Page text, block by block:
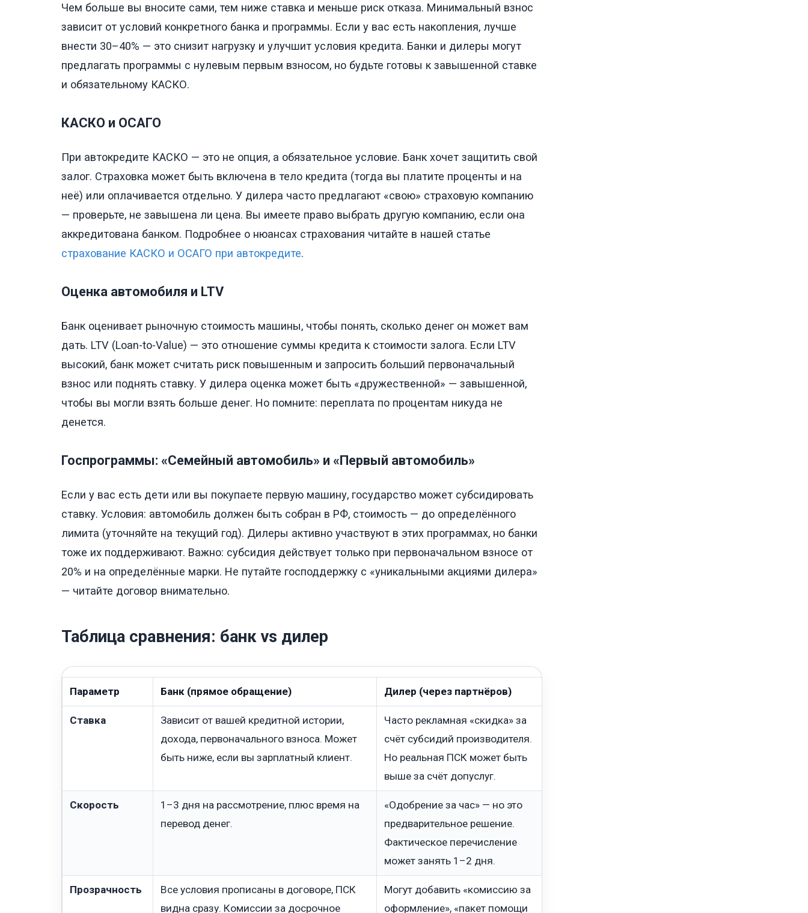
Чем больше вы вносите сами, тем ниже ставка и меньше риск отказа. Минимальный взнос
зависит от условий конкретного банка и программы. Если у вас есть накопления, лучше
внести 30–40% — это снизит нагрузку и улучшит условия кредита. Банки и дилеры могут
предлагать программы с нулевым первым взносом, но будьте готовы к завышенной ставке
и обязательному КАСКО.
КАСКО и ОСАГО
При автокредите КАСКО — это не опция, а обязательное условие. Банк хочет защитить свой
залог. Страховка может быть включена в тело кредита (тогда вы платите проценты и на
неё) или оплачивается отдельно. У дилера часто предлагают «свою» страховую компанию
— проверьте, не завышена ли цена. Вы имеете право выбрать другую компанию, если она
аккредитована банком. Подробнее о нюансах страхования читайте в нашей статье
страхование КАСКО и ОСАГО при автокредите.
Оценка автомобиля и LTV
Банк оценивает рыночную стоимость машины, чтобы понять, сколько денег он может вам
дать. LTV (Loan-to-Value) — это отношение суммы кредита к стоимости залога. Если LTV
высокий, банк может считать риск повышенным и запросить больший первоначальный
взнос или поднять ставку. У дилера оценка может быть «дружественной» — завышенной,
чтобы вы могли взять больше денег. Но помните: переплата по процентам никуда не
денется.
Госпрограммы: «Семейный автомобиль» и «Первый автомобиль»
Если у вас есть дети или вы покупаете первую машину, государство может субсидировать
ставку. Условия: автомобиль должен быть собран в РФ, стоимость — до определённого
лимита (уточняйте на текущий год). Дилеры активно участвуют в этих программах, но банки
тоже их поддерживают. Важно: субсидия действует только при первоначальном взносе от
20% и на определённые марки. Не путайте господдержку с «уникальными акциями дилера»
— читайте договор внимательно.
Таблица сравнения: банк vs дилер
Параметр Банк (прямое обращение) Дилер (через партнёров)
Ставка
Зависит от вашей кредитной истории,
дохода, первоначального взноса. Может
быть ниже, если вы зарплатный клиент.
Часто рекламная «скидка» за
счёт субсидий производителя.
Но реальная ПСК может быть
выше за счёт допуслуг.
Скорость
1–3 дня на рассмотрение, плюс время на
перевод денег.
«Одобрение за час» — но это
предварительное решение.
Фактическое перечисление
может занять 1–2 дня.
Прозрачность
Все условия прописаны в договоре, ПСК
видна сразу. Комиссии за досрочное
Могут добавить «комиссию за
оформление», «пакет помощи